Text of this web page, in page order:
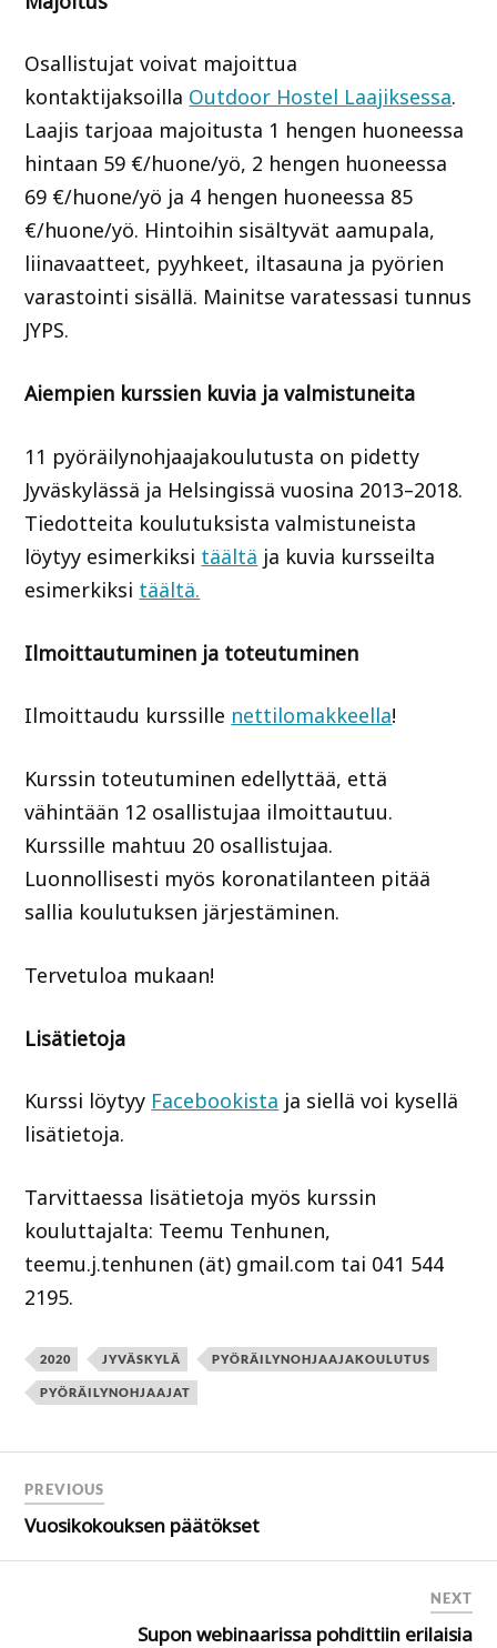
Osallistujat voivat majoittua
kontaktijaksoilla Outdoor Hostel Laajiksessa.
Laajis tarjoaa majoitusta 1 hengen huoneessa
hintaan 59 €/huone/yö, 2 hengen huoneessa
69 €/huone/yö ja 4 hengen huoneessa 85
€/huone/yö. Hintoihin sisältyvät aamupala,
liinavaatteet, pyyhkeet, iltasauna ja pyörien
varastointi sisällä. Mainitse varatessasi tunnus
JYPS.
Aiempien kurssien kuvia ja valmistuneita
11 pyöräilynohjaajakoulutusta on pidetty
Jyväskylässä ja Helsingissä vuosina 2013–2018.
Tiedotteita koulutuksista valmistuneista
löytyy esimerkiksi täältä ja kuvia kursseilta
esimerkiksi täältä.
Ilmoittautuminen ja toteutuminen
Ilmoittaudu kurssille nettilomakkeella!
Kurssin toteutuminen edellyttää, että
vähintään 12 osallistujaa ilmoittautuu.
Kurssille mahtuu 20 osallistujaa.
Luonnollisesti myös koronatilanteen pitää
sallia koulutuksen järjestäminen.
Tervetuloa mukaan!
Lisätietoja
Kurssi löytyy Facebookista ja siellä voi kysellä
lisätietoja.
Tarvittaessa lisätietoja myös kurssin
kouluttajalta: Teemu Tenhunen,
teemu.j.tenhunen (ät) gmail.com tai 041 544
2195.
2020 JYVÄSKYLÄ PYÖRÄILYNOHJAAJAKOULUTUS
PYÖRÄILYNOHJAAJAT
PREVIOUS
Vuosikokouksen päätökset
NEXT
Supon webinaarissa pohdittiin erilaisia